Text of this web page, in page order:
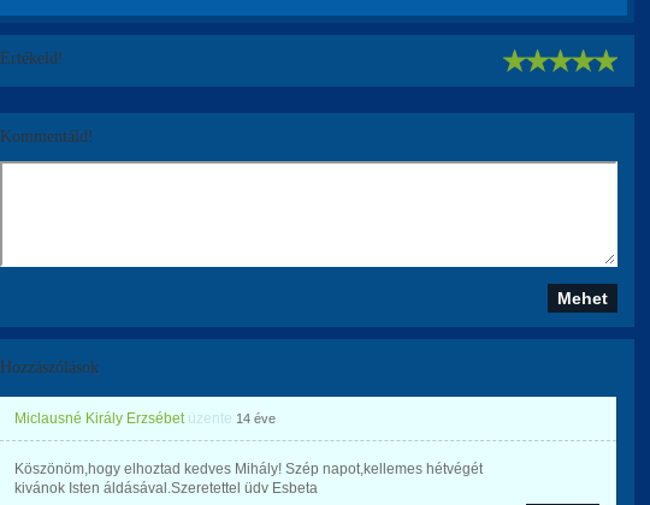
Értékeld!
Kommentáld!
Hozzászólások
Miclausné Király Erzsébetüzente 14 éve
Köszönöm,hogy elhoztad kedves Mihály! Szép napot,kellemes hétvégét
kivánok Isten áldásával.Szeretettel üdv Esbeta